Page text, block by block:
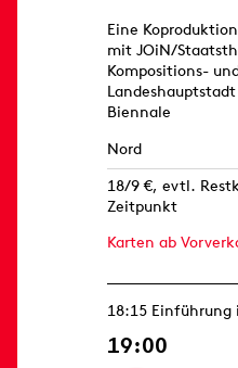
Eine
mit JOiN/
Kompositions-
Biennale
Nord
18/9 €, evtl.
Zeitpunkt
Karten ab
18:15 Einführung
19:00